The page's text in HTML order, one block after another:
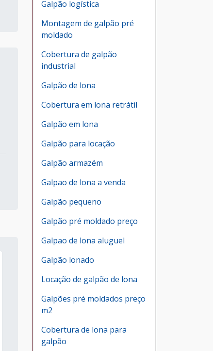
Galpão logística
Montagem de galpão pré
moldado
Cobertura de galpão
industrial
Galpão de lona
Cobertura em lona retrátil
Galpão em lona
Galpão para locação
Galpão armazém
Galpao de lona a venda
Galpão pequeno
Galpão pré moldado preço
Galpao de lona aluguel
Galpão lonado
Locação de galpão de lona
Galpões pré moldados preço
m2
Cobertura de lona para
galpão